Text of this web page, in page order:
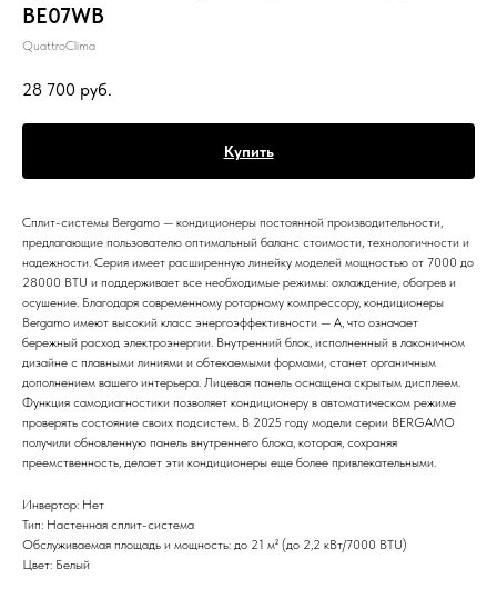
BE07WB
QuattroClima
28 700 руб.
Купить
Сплит-системы Bergamo — кондиционеры постоянной производительности,
предлагающие пользователю оптимальный баланс стоимости, технологичности и
надежности. Серия имеет расширенную линейку моделей мощностью от 7000 до
28000 BTU и поддерживает все необходимые режимы: охлаждение, обогрев и
осушение. Благодаря современному роторному компрессору, кондиционеры
Bergamo имеют высокий класс энергоэффективности — A, что означает
бережный расход электроэнергии. Внутренний блок, исполненный в лаконичном
дизайне с плавными линиями и обтекаемыми формами, станет органичным
дополнением вашего интерьера. Лицевая панель оснащена скрытым дисплеем.
Функция самодиагностики позволяет кондиционеру в автоматическом режиме
проверять состояние своих подсистем. В 2025 году модели серии BERGAMO
получили обновленную панель внутреннего блока, которая, сохраняя
преемственность, делает эти кондиционеры еще более привлекательными.
Инвертор: Нет
Тип: Настенная сплит-система
Обслуживаемая площадь и мощность: до 21 м² (до 2,2 кВт/7000 BTU)
Цвет: Белый